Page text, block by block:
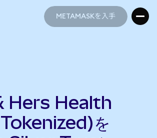
METAMASKを入手
Hers Health
を